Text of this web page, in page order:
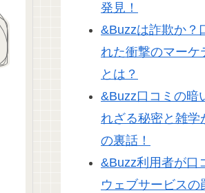
発見！
&Buzzは詐欺か？
れた衝撃のマーケ
とは？
&Buzz口コミの暗
れざる秘密と雑学
の裏話！
&Buzz利用者が口
ウェブサービスの